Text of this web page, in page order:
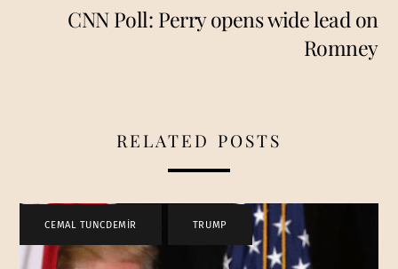
CNN Poll: Perry opens wide lead on
Romney
RELATED POSTS
CEMAL TUNCDEMİR TRUMP